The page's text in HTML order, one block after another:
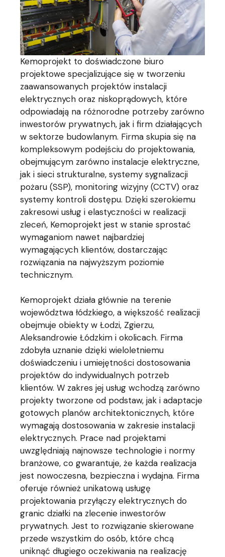
Kemoprojekt to doświadczone biuro
projektowe specjalizujące się w tworzeniu
zaawansowanych projektów instalacji
elektrycznych oraz niskoprądowych, które
odpowiadają na różnorodne potrzeby zarówno
inwestorów prywatnych, jak i firm działających
w sektorze budowlanym. Firma skupia się na
kompleksowym podejściu do projektowania,
obejmującym zarówno instalacje elektryczne,
jak i sieci strukturalne, systemy sygnalizacji
pożaru (SSP), monitoring wizyjny (CCTV) oraz
systemy kontroli dostępu. Dzięki szerokiemu
zakresowi usług i elastyczności w realizacji
zleceń, Kemoprojekt jest w stanie sprostać
wymaganiom nawet najbardziej
wymagających klientów, dostarczając
rozwiązania na najwyższym poziomie
technicznym.
Kemoprojekt działa głównie na terenie
województwa łódzkiego, a większość realizacji
obejmuje obiekty w Łodzi, Zgierzu,
Aleksandrowie Łódzkim i okolicach. Firma
zdobyła uznanie dzięki wieloletniemu
doświadczeniu i umiejętności dostosowania
projektów do indywidualnych potrzeb
klientów. W zakres jej usług wchodzą zarówno
projekty tworzone od podstaw, jak i adaptacje
gotowych planów architektonicznych, które
wymagają dostosowania w zakresie instalacji
elektrycznych. Prace nad projektami
uwzględniają najnowsze technologie i normy
branżowe, co gwarantuje, że każda realizacja
jest nowoczesna, bezpieczna i wydajna. Firma
oferuje również unikatową usługę
projektowania przyłączy elektrycznych do
granic działki na zlecenie inwestorów
prywatnych. Jest to rozwiązanie skierowane
przede wszystkim do osób, które chcą
uniknąć długiego oczekiwania na realizację